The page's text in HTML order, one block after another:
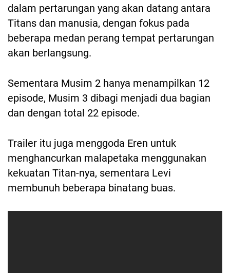
dalam pertarungan yang akan datang antara
Titans dan manusia, dengan fokus pada
beberapa medan perang tempat pertarungan
akan berlangsung.
Sementara Musim 2 hanya menampilkan 12
episode, Musim 3 dibagi menjadi dua bagian
dan dengan total 22 episode.
Trailer itu juga menggoda Eren untuk
menghancurkan malapetaka menggunakan
kekuatan Titan-nya, sementara Levi
membunuh beberapa binatang buas.